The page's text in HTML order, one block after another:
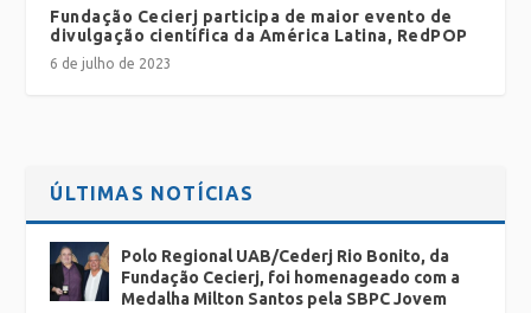
Fundação Cecierj participa de maior evento de
divulgação científica da América Latina, RedPOP
6 de julho de 2023
ÚLTIMAS NOTÍCIAS
Polo Regional UAB/Cederj Rio Bonito, da
Fundação Cecierj, foi homenageado com a
Medalha Milton Santos pela SBPC Jovem